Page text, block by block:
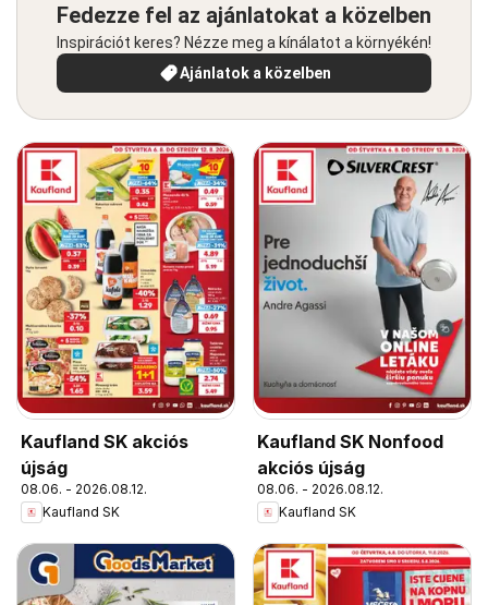
Fedezze fel az ajánlatokat a közelben
Inspirációt keres? Nézze meg a kínálatot a környékén!
Ajánlatok a közelben
Kaufland SK akciós
újság
08.06. - 2026.08.12.
Kaufland SK
Kaufland SK Nonfood
akciós újság
08.06. - 2026.08.12.
Kaufland SK